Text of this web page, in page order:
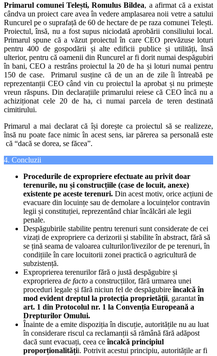
Primarul comunei Telești, Romulus Bildea, a afirmat că a existat
cândva un proiect care avea în vedere amplasarea noii vetre a satului
Runcurel pe o suprafață de 60 de hectare de pe raza comunei Telești.
Proiectul, însă, nu a fost supus niciodată aprobării consiliului local.
Primarul spune că a văzut proiectul în care CEO prevăzuse loturi
pentru 400 de gospodării și alte edificii publice și utilități, însă
ulterior, pentru că oamenii din Runcurel ar fi dorit numai despăgubiri
în bani, CEO a restrâns proiectul la 20 de ha și loturi numai pentru
150 de case. Primarul susține că de un an de zile îi întreabă pe
reprezentanții CEO când vin cu proiectul la aprobat și nu primește
vreun răspuns. Din declarațiile primarului reiese că CEO încă nu a
achiziționat cele 20 de ha, ci numai parcela de teren destinată
cimitirului.
Primarul a mai declarat că își dorește ca proiectul să se realizeze,
însă nu poate face nimic în acest sens, iar părerea sa personală este
că “dacă se dorea, se făcea”.
4. Concluzii
Procedurile de expropriere efectuate au privit doar
terenurile, nu și construcțiile (case de locuit, anexe)
existente pe aceste terenuri. Din acest motiv, orice acțiuni de
evacuare din locuințe sau de demolare a locuințelor contravin
legii și constituției, reprezentând chiar încălcări ale legii
penale.
Despăgubirile stabilite pentru terenuri sunt considerate de cei
vizați de expropriere ca derizorii și stabilite în abstract, fără să
se țină seama de valoarea culturilor/livezilor de pe terenuri, în
condițiile în care locuitorii zonei practică o agricultură de
subzistență.
Exproprierea terenurilor fără o justă despăgubire și
exproprierea de facto a construcțiilor, fără urmarea unei
proceduri legale și fără niciun fel de despăgubireîncalcă în
mod evident dreptul la protecția proprietății, garantatîn
art. 1 din Protocolul nr. 1 la Convenția Europeană a
Drepturilor Omului.
Înainte de a emite dispoziția în discuție, autoritățile nu au luat
în considerare riscul ca reclamanții să rămână fără adăpost
dacă sunt evacuați, ceea ceîncalcă principiul
proporționalității. Potrivit acestui principiu, autoritățile ar fi